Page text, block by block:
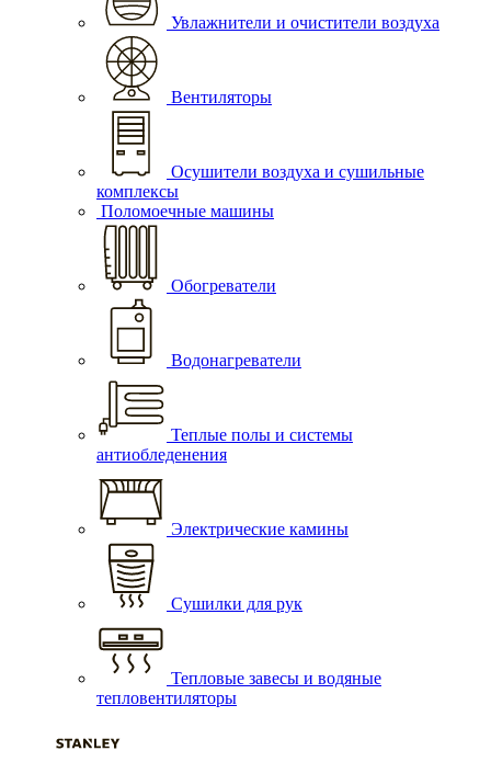
Увлажнители и очистители воздуха
Вентиляторы
Осушители воздуха и сушильные
комплексы
Поломоечные машины
Обогреватели
Водонагреватели
Теплые полы и системы
антиобледенения
Электрические камины
Сушилки для рук
Тепловые завесы и водяные
тепловентиляторы